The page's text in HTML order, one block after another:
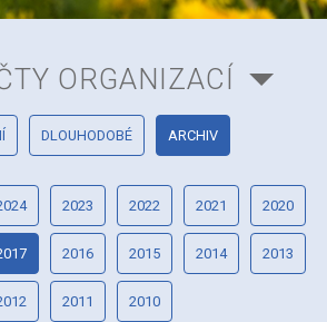
ORGANIZACÍ
DLOUHODOBÉ ARCHIV
2023 2022 2021 2020
2016 2015 2014 2013
2011 2010